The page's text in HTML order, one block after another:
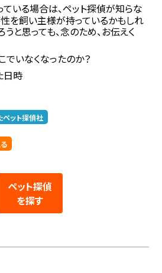
いる場合は、ペット探偵が知らな
を飼い主様が持っているかもしれ
うと思っても、念のため、お伝えく
いなくなったのか？
日時
ット探偵社
ペット探偵
を探す